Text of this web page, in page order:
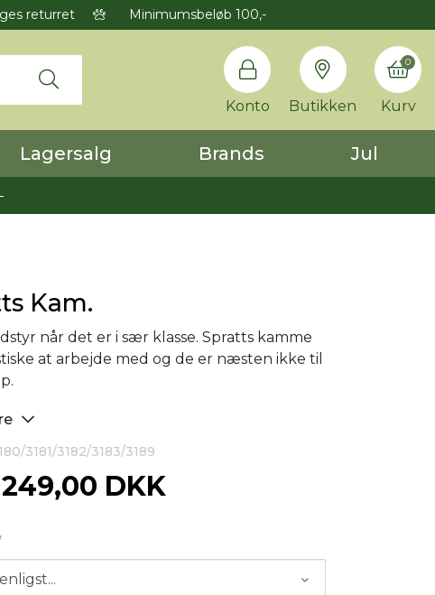
returret Minimumsbeløb 100,-
Konto Butikken Kurv
0
Lagersalg Brands Jul
Kam.
når det er i sær klasse. Spratts kamme
at arbejde med og de er næsten ikke til
3181/3182/3183/3189
249,00 DKK